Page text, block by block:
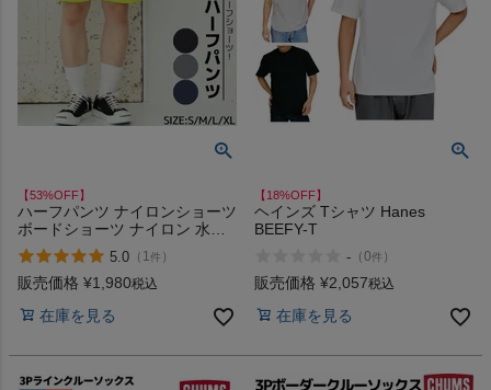
【53%OFF】
ハーフパンツ ナイロンショーツ
ボードショーツ ナイロン 水陸
両用 ひざ丈 おしゃれ カジュア
ル トレーニング ランニング ジ
ム 水泳 海 海水浴 川遊び リラ
インフィット INFIT アウトレッ
5.0 （ 1件 ）
販売価格 ¥1,980税込
在庫を見る
【18%OFF】
ヘインズ Tシャツ Hanes
BEEFY-T
- （0件 ）
販売価格 ¥2,057税込
在庫を見る